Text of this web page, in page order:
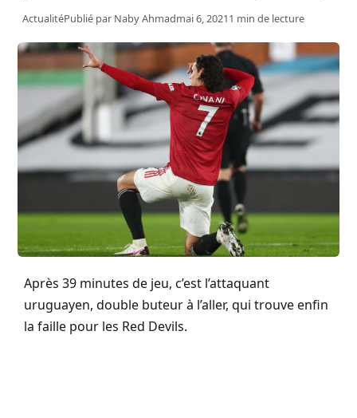
ActualitéPublié par Naby Ahmadmai 6, 20211 min de lecture
Après 39 minutes de jeu, c’est l’attaquant
uruguayen, double buteur à l’aller, qui trouve enfin
la faille pour les Red Devils.